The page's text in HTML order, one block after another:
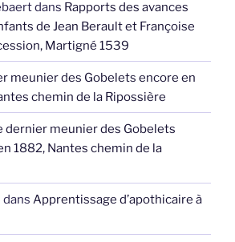
dans Rapports des avances
de Jean Berault et Françoise
Martigné 1539
meunier des Gobelets encore en
chemin de la Ripossière
dernier meunier des Gobelets
1882, Nantes chemin de la
dans Apprentissage d’apothicaire à